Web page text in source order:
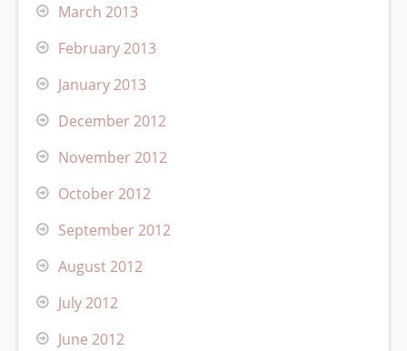
March 2013
February 2013
January 2013
December 2012
November 2012
October 2012
September 2012
August 2012
July 2012
June 2012